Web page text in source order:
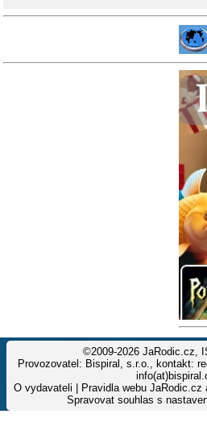
©2009-2026 JaRodic.cz,
Provozovatel: Bispiral, s.r.o., kontakt:
O vydavateli
Pravidla webu
Spravovat souhlas s